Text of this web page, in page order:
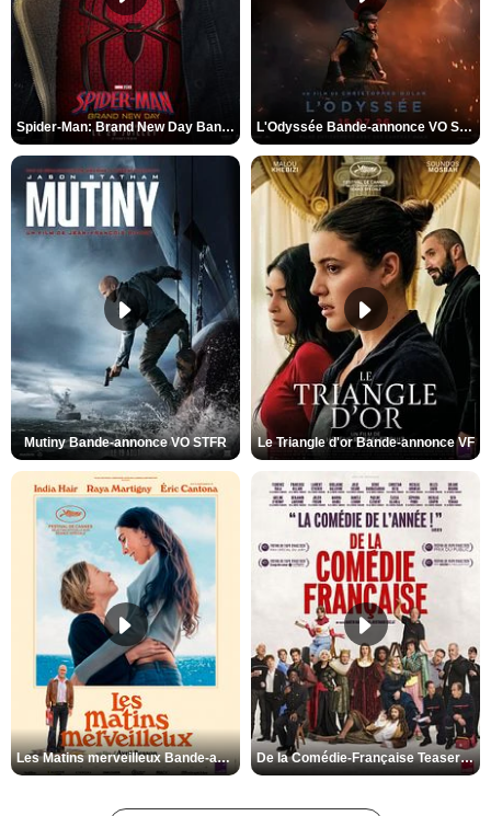
Spider-Man: Brand New Day Bande-annonce VO STFR L'Odyssée Bande-annonce VO STFR
Mutiny Bande-annonce VO STFR Le Triangle d'or Bande-annonce VF
Les Matins merveilleux Bande-annonce VF De la Comédie-Française Teaser VF